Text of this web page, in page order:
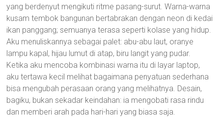
yang berdenyut mengikuti ritme pasang-surut. Warna-warna
kusam tembok bangunan bertabrakan dengan neon di kedai
ikan panggang; semuanya terasa seperti kolase yang hidup.
Aku menuliskannya sebagai palet: abu-abu laut, oranye
lampu kapal, hijau lumut di atap, biru langit yang pudar.
Ketika aku mencoba kombinasi warna itu di layar laptop,
aku tertawa kecil melihat bagaimana penyatuan sederhana
bisa mengubah perasaan orang yang melihatnya. Desain,
bagiku, bukan sekadar keindahan: ia mengobati rasa rindu
dan memberi arah pada hari-hari yang biasa saja.